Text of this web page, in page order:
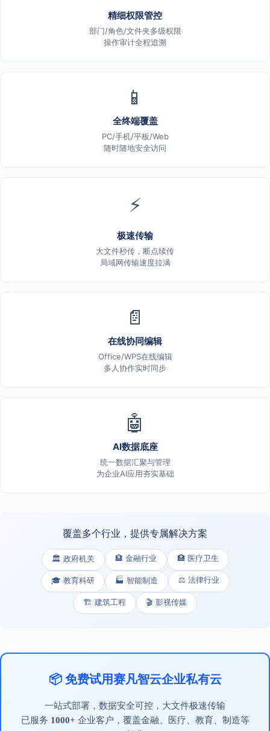
精细权限管控
部门/角色/文件夹多级权限
操作审计全程追溯
📱
全终端覆盖
PC/手机/平板/Web
随时随地安全访问
⚡
极速传输
大文件秒传，断点续传
局域网传输速度拉满
📄
在线协同编辑
Office/WPS在线编辑
多人协作实时同步
🤖
AI数据底座
统一数据汇聚与管理
为企业AI应用夯实基础
覆盖多个行业，提供专属解决方案
🏛️ 政府机关 🏦 金融行业 🏥 医疗卫生
🎓 教育科研 🏭 智能制造 ⚖️ 法律行业
🏗️ 建筑工程 🎬 影视传媒
📦 免费试用赛凡智云企业私有云
一站式部署，数据安全可控，大文件极速传输
已服务 1000+ 企业客户，覆盖金融、医疗、教育、制造等